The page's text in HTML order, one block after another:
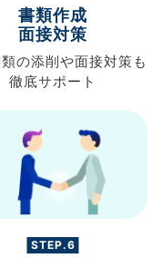
書類作成
面接対策
の添削や面接対策も
徹底サポート
STEP.6